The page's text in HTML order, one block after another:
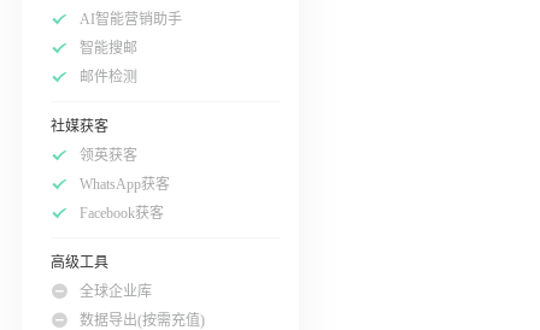
AI智能营销助手
智能搜邮
邮件检测
社媒获客
领英获客
WhatsApp获客
Facebook获客
高级工具
全球企业库
数据导出(按需充值)